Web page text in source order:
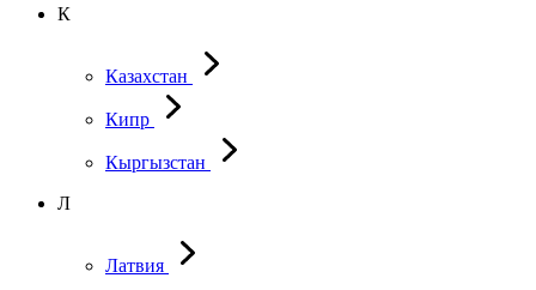
К
Казахстан
Кипр
Кыргызстан
Л
Латвия